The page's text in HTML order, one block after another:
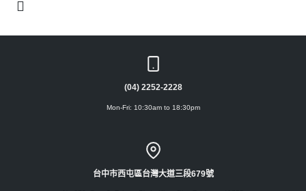
(04) 2252-2228
Mon-Fri: 10:30am to 18:30pm
台中市西屯區台灣大道三段679號